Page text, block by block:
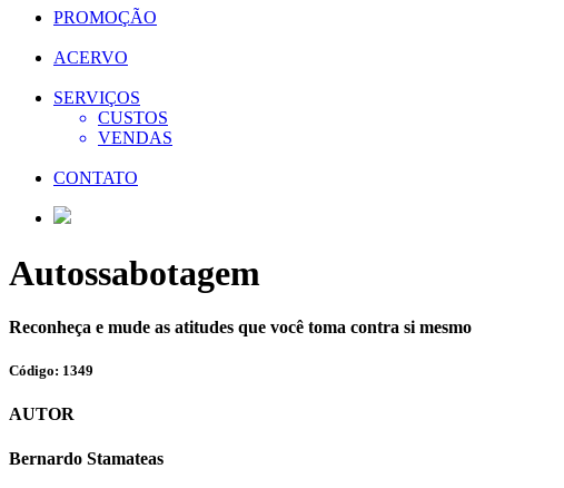
PROMOÇÃO
ACERVO
SERVIÇOS
CUSTOS
VENDAS
CONTATO
Autossabotagem
Reconheça e mude as atitudes que você toma contra si mesmo
Código: 1349
AUTOR
Bernardo Stamateas